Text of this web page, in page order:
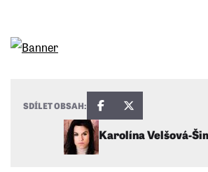
Karolína Velšová-
SDÍLET OBSAH: